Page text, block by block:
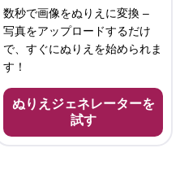
数秒で画像をぬりえに変換 –
写真をアップロードするだけ
で、すぐにぬりえを始められま
す！
ぬりえジェネレーターを
試す